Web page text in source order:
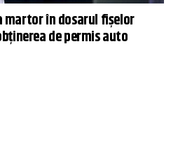
martor în dosarul fișelor
de permis auto